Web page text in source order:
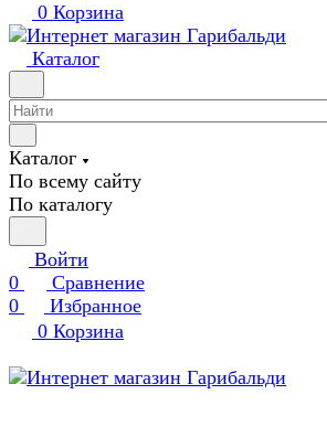
0 Корзина
Каталог
Каталог
По всему сайту
По каталогу
Войти
0
Сравнение
0
Избранное
0 Корзина